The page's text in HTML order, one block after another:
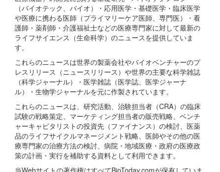
（バイオテック、バイオ）・応用医学・基礎医学・臨床医学
や医療に携わる医師（プライマリーケア医師、専門医）・看
護師・薬剤師・介護福祉士などの医療専門家に対して最新の
ライフサイエンス（生命科学）のニュースを提供していま
す。
これらのニュースは世界の製薬会社やバイオベンチャーのプ
レスリリース（ニュースリリース）や世界の主要な科学雑誌
（科学ジャーナル）・医学雑誌（医学誌、医学ジャーナ
ル）・生物学ジャーナルを元に作製されています。
これらのニュースは、研究活動、治験担当者（CRA）の臨床
試験の戦略策定、マーケティング担当者の販売戦略、ベンチ
ャーキャピタリストの投資先（ファイナンス）の検討、医薬
品のライフサイクルマネージメント戦略、医師やその他の医
療専門家の治療方法の検討、病院・地域医療・政府の医療政
策の計画・実行を補助する資料として利用できます。